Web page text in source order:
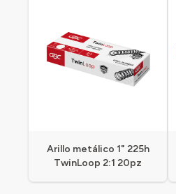
Arillo metálico 1" 225h
TwinLoop 2:1 20pz